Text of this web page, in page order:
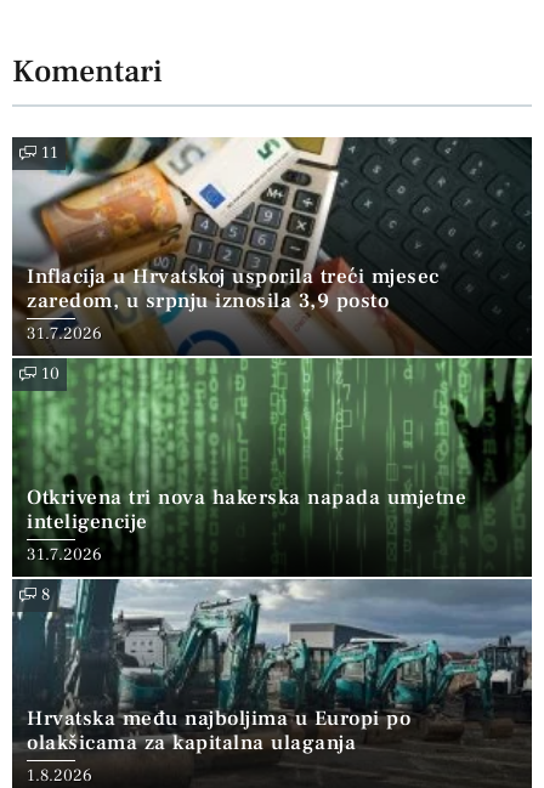
Komentari
11
Inflacija u Hrvatskoj usporila treći mjesec
zaredom, u srpnju iznosila 3,9 posto
31.7.2026
10
Otkrivena tri nova hakerska napada umjetne
inteligencije
31.7.2026
8
Hrvatska među najboljima u Europi po
olakšicama za kapitalna ulaganja
1.8.2026